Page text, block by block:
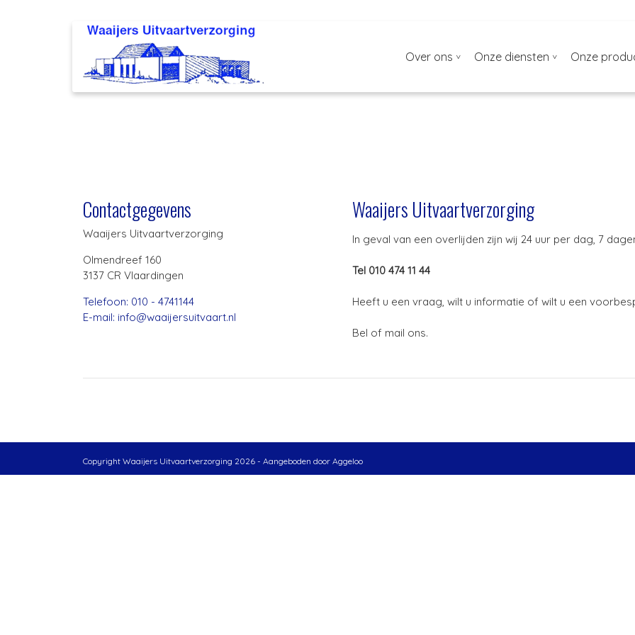
Over ons Onze diensten Onze
Contactgegevens
Waaijers Uitvaartverzorging
Olmendreef 160
3137 CR Vlaardingen
Telefoon: 010 - 4741144
E-mail: info@waaijersuitvaart.nl
Waaijers Uitvaartverzorging
In geval van een overlijden zijn wij 24 uur per dag, 7
Tel 010 474 11 44
Heeft u een vraag, wilt u informatie of wilt u een
Bel of mail ons.
Copyright Waaijers Uitvaartverzorging 2026 - Aangeboden door Aggeloo